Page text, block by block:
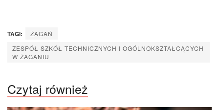
TAGI:
ŻAGAŃ
ZESPÓŁ SZKÓŁ TECHNICZNYCH I OGÓLNOKSZTAŁCĄCYCH
W ŻAGANIU
Czytaj również